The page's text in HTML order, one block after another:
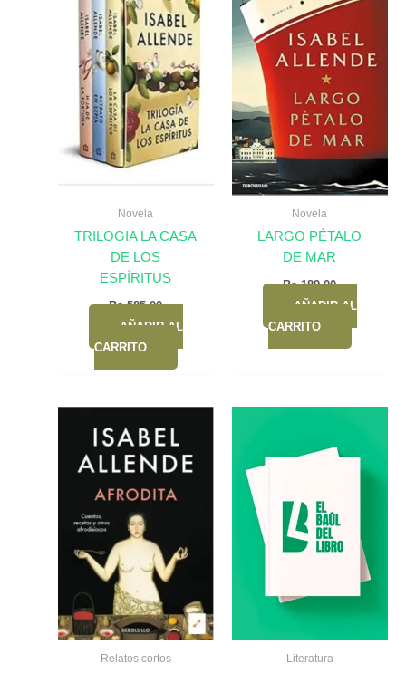
Novela
TRILOGIA LA CASA
DE LOS
ESPÍRITUS
Bs.585,00
AÑADIR AL
CARRITO
Novela
LARGO PÉTALO
DE MAR
Bs.189,00
AÑADIR AL
CARRITO
Relatos cortos Literatura